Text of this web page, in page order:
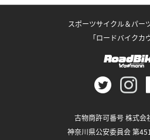
スポーツサイクル＆パー
「ロードバイクカ
古物商許可番号 株式会
神奈川県公安委員会 第